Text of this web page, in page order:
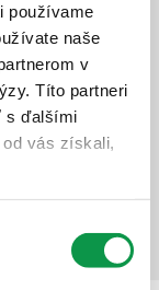
používame
naše
v
Títo partneri
s ďalšími
vás získali,